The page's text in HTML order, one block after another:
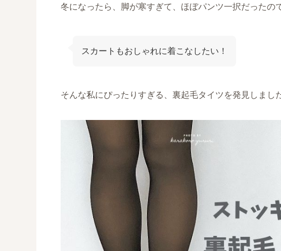
冬になったら、脚が寒すぎて、ほぼパンツ一択だったの
スカートもおしゃれに着こなしたい！
そんな私にぴったりすぎる、裏起毛タイツを発見しまし